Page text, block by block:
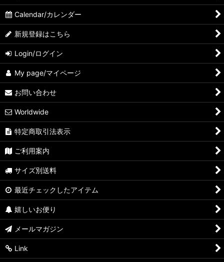
Calendar/カレンダー
新規登録はこちら
Login/ログイン
My page/マイページ
お問い合わせ
Worldwide
特定商取引法表示
ご利用案内
サイズ別送料
最近チェックしたアイテム
嬉しいお便り
メールマガジン
Link